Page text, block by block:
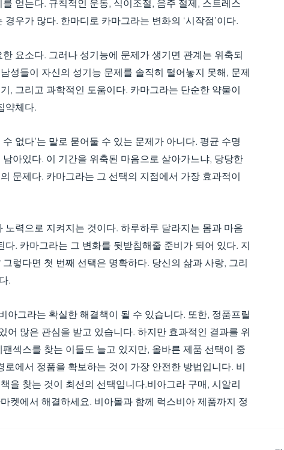
얻는다. 규칙적인 운동, 식이조절, 음주 절제, 스트레스
우가 많다. 한마디로 카마그라는 변화의 ‘시작점’이다.
요소다. 그러나 성기능에 문제가 생기면 관계는 위축되
성들이 자신의 성기능 문제를 솔직히 털어놓지 못해, 문제
, 그리고 과학적인 도움이다. 카마그라는 단순한 약물이
약체다.
없다’는 말로 묻어둘 수 있는 문제가 아니다. 평균 수명
아있다. 이 기간을 위축된 마음으로 살아가느냐, 당당한
문제다. 카마그라는 그 선택의 지점에서 가장 효과적이
력으로 지켜지는 것이다. 하루하루 달라지는 몸과 마음
. 카마그라는 그 변화를 뒷받침해줄 준비가 되어 있다. 지
렇다면 첫 번째 선택은 명확하다. 당신의 삶과 사랑, 그리
.
아그라는 확실한 해결책이 될 수 있습니다. 또한, 정품프릴
어 많은 관심을 받고 있습니다. 하지만 효과적인 결과를 위
섹스를 찾는 이들도 늘고 있지만, 올바른 제품 선택이 중
에서 정품을 확보하는 것이 가장 안전한 방법입니다. 비
을 찾는 것이 최선의 선택입니다.비아그라 구매, 시알리
켓에서 해결하세요. 비아몰과 함께 럭스비아 제품까지 정